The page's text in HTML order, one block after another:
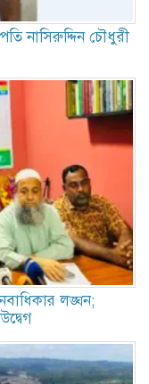
নাসিরুদ্দিন চৌধুরী
লঙ্ঘন;